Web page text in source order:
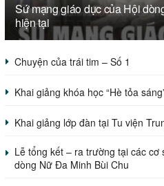
Sứ mạng giáo dục của Hội
hiện tại
Chuyện của trái tim – Số 1
Khai giảng khóa học “Hè tỏa
Khai giảng lớp đàn tại Tu viện
Lễ tổng kết – ra trường tại các
dòng Nữ Đa Minh Bùi Chu